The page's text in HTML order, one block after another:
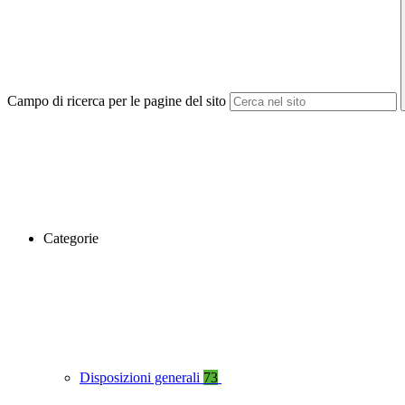
Campo di ricerca per le pagine del sito
Categorie
Disposizioni generali 73